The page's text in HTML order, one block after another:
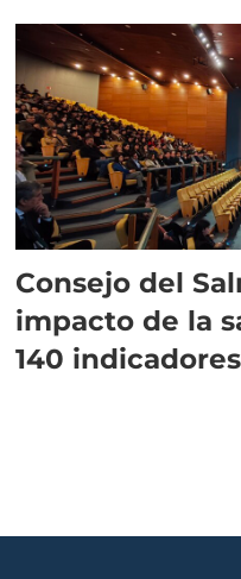
Consejo del
impacto de la
140 indicadores